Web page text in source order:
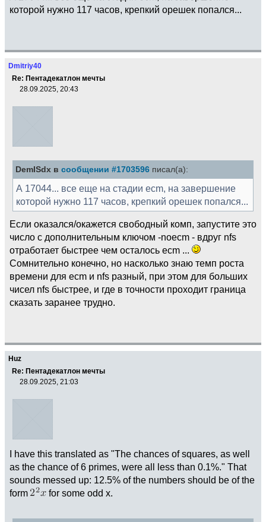
которой нужно 117 часов, крепкий орешек попался...
Dmitriy40
Re: Пентадекатлон мечты
28.09.2025, 20:43
DemISdx в сообщении #1703596 писал(а):
А 17044... все еще на стадии ecm, на завершение
которой нужно 117 часов, крепкий орешек попался...
Если оказался/окажется свободный комп, запустите это
число с дополнительным ключом -noecm - вдруг nfs
отработает быстрее чем осталось ecm ...
Сомнительно конечно, но насколько знаю темп роста
времени для ecm и nfs разный, при этом для больших
чисел nfs быстрее, и где в точности проходит граница
сказать заранее трудно.
Huz
Re: Пентадекатлон мечты
28.09.2025, 21:03
I have this translated as "The chances of squares, as well
as the chance of 6 primes, were all less than 0.1%." That
sounds messed up: 12.5% of the numbers should be of the
form
for some odd x.